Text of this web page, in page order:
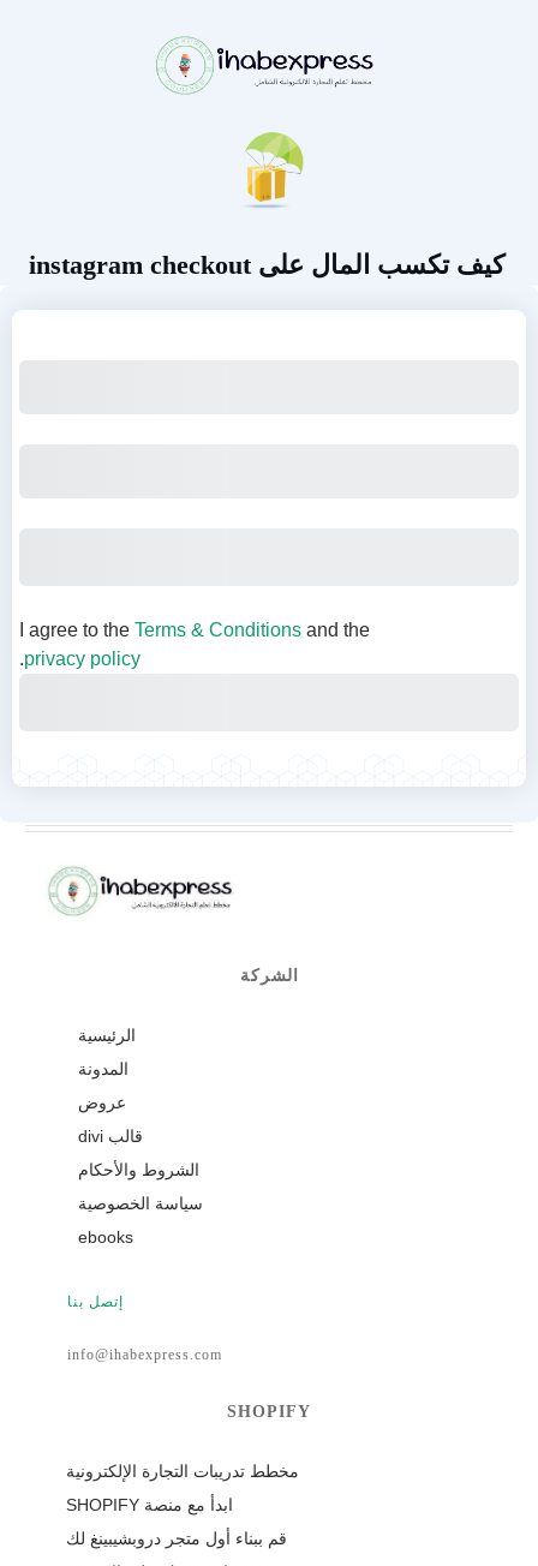
كيف تكسب المال على instagram checkout
I agree to theTerms & Conditionsand the
privacy policy
.
الشركة
الرئيسية
المدونة
عروض
قالب divi
الشروط والأحكام
سياسة الخصوصية
ebooks
إتصل بنا
info@ihabexpress.com
SHOPIFY
مخطط تدريبات التجارة الإلكترونية
ابدأ مع منصة SHOPIFY
قم ببناء أول متجر دروبشيبينغ لك